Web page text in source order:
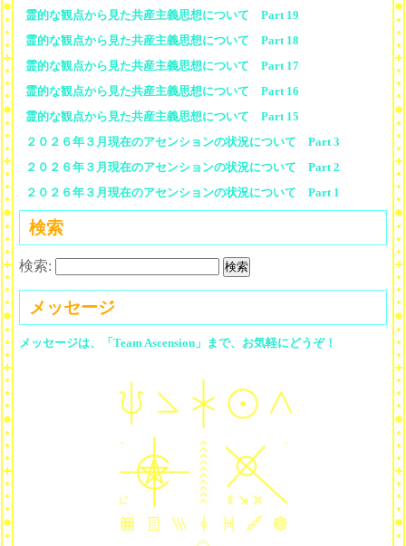
霊的な観点から見た共産主義思想について Part 19
霊的な観点から見た共産主義思想について Part 18
霊的な観点から見た共産主義思想について Part 17
霊的な観点から見た共産主義思想について Part 16
霊的な観点から見た共産主義思想について Part 15
２０２６年３月現在のアセンションの状況について Part 3
２０２６年３月現在のアセンションの状況について Part 2
２０２６年３月現在のアセンションの状況について Part 1
検索
検索:
メッセージ
メッセージは、「Team Ascension」まで、お気軽にどうぞ！